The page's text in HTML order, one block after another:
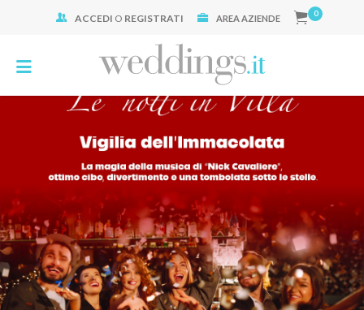
ACCEDI O REGISTRATI AREA AZIENDE 0